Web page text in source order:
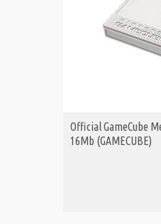
Official GameCube
16Mb (GAMECUBE)